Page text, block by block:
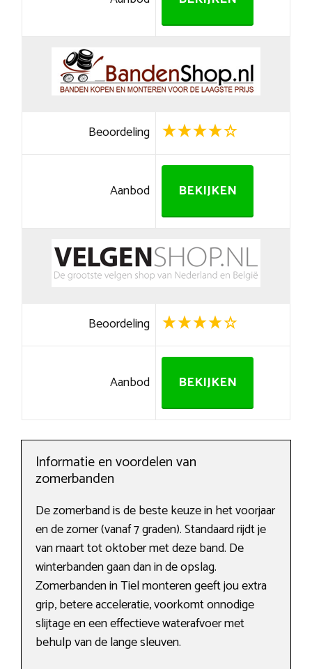
Beoordeling
Aanbod BEKIJKEN
Beoordeling
Aanbod BEKIJKEN
Informatie en voordelen van
zomerbanden
De zomerband is de beste keuze in het voorjaar
en de zomer (vanaf 7 graden). Standaard rijdt je
van maart tot oktober met deze band. De
winterbanden gaan dan in de opslag.
Zomerbanden in Tiel monteren geeft jou extra
grip, betere acceleratie, voorkomt onnodige
slijtage en een effectieve waterafvoer met
behulp van de lange sleuven.